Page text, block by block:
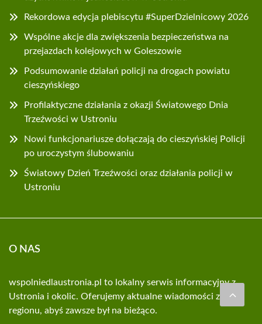
Rekordowa edycja plebiscytu #SuperDzielnicowy 2026
Wspólne akcje dla zwiększenia bezpieczeństwa na
przejazdach kolejowych w Goleszowie
Podsumowanie działań policji na drogach powiatu
cieszyńskiego
Profilaktyczne działania z okazji Światowego Dnia
Trzeźwości w Ustroniu
Nowi funkcjonariusze dołączają do cieszyńskiej Policji
po uroczystym ślubowaniu
Światowy Dzień Trzeźwości oraz działania policji w
Ustroniu
O NAS
wspolniedlaustronia.pl to lokalny serwis informacyjny z
Ustronia i okolic. Oferujemy aktualne wiadomości z
regionu, abyś zawsze był na bieżąco.